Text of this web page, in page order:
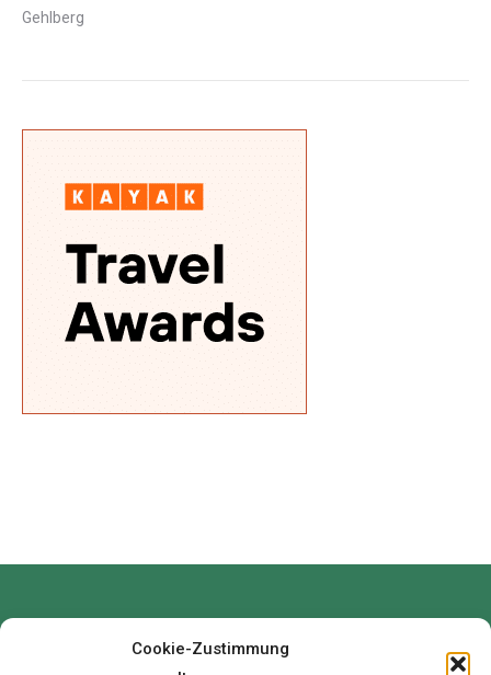
Cookie-Zustimmung
Gehlberg